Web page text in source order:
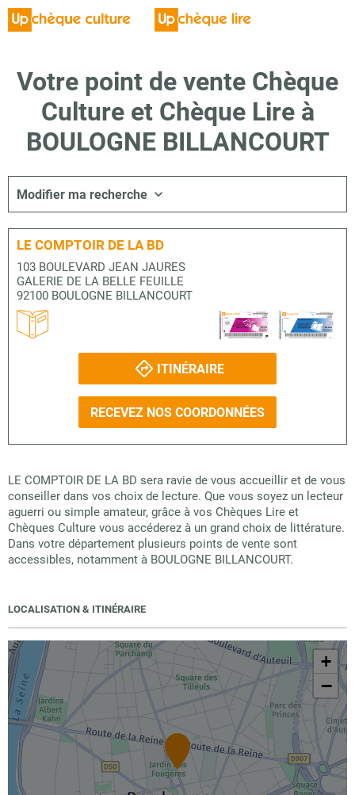
Votre point de vente Chèque
Culture et Chèque Lire à
BOULOGNE BILLANCOURT
Modifier ma recherche
LE COMPTOIR DE LA BD
103 BOULEVARD JEAN JAURES
GALERIE DE LA BELLE FEUILLE
92100 BOULOGNE BILLANCOURT
ITINÉRAIRE
RECEVEZ NOS COORDONNÉES
LE COMPTOIR DE LA BD sera ravie de vous accueillir et de vous
conseiller dans vos choix de lecture. Que vous soyez un lecteur
aguerri ou simple amateur, grâce à vos Chèques Lire et
Chèques Culture vous accéderez à un grand choix de littérature.
Dans votre département plusieurs points de vente sont
accessibles, notamment à BOULOGNE BILLANCOURT.
LOCALISATION & ITINÉRAIRE
+
−